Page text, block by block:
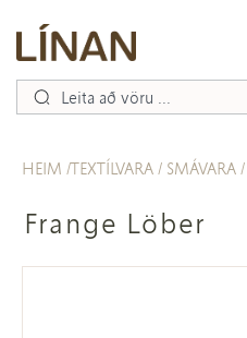
HEIM TEXTÍLVARA SMÁVARA
Frange Löber